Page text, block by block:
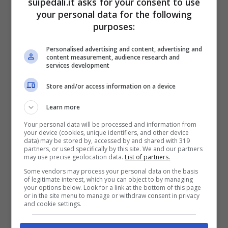
Benfica, che cosa è successo
e perché è stata penalizzata
Come dicevamo, la vicenda ha origine nel
Secondo quanto riportato, Vieira avrebbe
orchestrato un piano per
illecititramite il controllo di altre società
calcistiche, facilitando così la vita del Benfica
negli scontri diretti. In particolare,
l’attenzione si è concentrata sualcuni
trasferimenti di giocatori e prestiti che
avrebbero coinvolto anche il Vitoria Setubal,
accusato di corruzione passiva.
your personal data for the following
purposes:
Personalised advertising and content, advertising and
content measurement, audience research and
services development
Store and/or access information on a device
Learn more
Your personal data will be processed and information from
your device (cookies, unique identifiers, and other device
data) may be stored by, accessed by and shared with 319
partners, or used specifically by this site. We and our partners
may use precise geolocation data. List of partners.
Some vendors may process your personal data on the basis
of legitimate interest, which you can object to by managing
your options below. Look for a link at the bottom of this page
or in the site menu to manage or withdraw consent in privacy
and cookie settings.